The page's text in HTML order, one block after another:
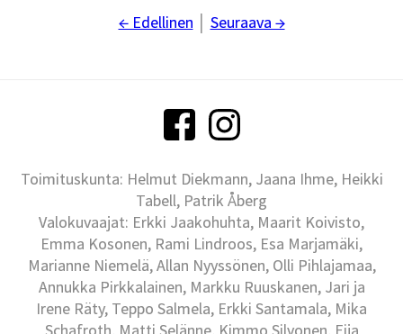
← Edellinen Seuraava →
Toimituskunta: Helmut Diekmann, Jaana Ihme, Heikki
Tabell, Patrik Åberg
Valokuvaajat: Erkki Jaakohuhta, Maarit Koivisto,
Emma Kosonen, Rami Lindroos, Esa Marjamäki,
Marianne Niemelä, Allan Nyyssönen, Olli Pihlajamaa,
Annukka Pirkkalainen, Markku Ruuskanen, Jari ja
Irene Räty, Teppo Salmela, Erkki Santamala, Mika